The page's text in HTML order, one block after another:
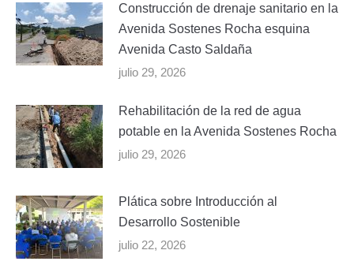
Construcción de drenaje sanitario en la
Avenida Sostenes Rocha esquina
Avenida Casto Saldaña
julio 29, 2026
Rehabilitación de la red de agua
potable en la Avenida Sostenes Rocha
julio 29, 2026
Plática sobre Introducción al
Desarrollo Sostenible
julio 22, 2026